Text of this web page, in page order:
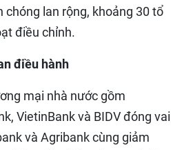
chóng lan rộng, khoảng 30 tổ
điều chỉnh.
điều hành
mại nhà nước gồm
VietinBank và BIDV đóng vai
và Agribank cùng giảm